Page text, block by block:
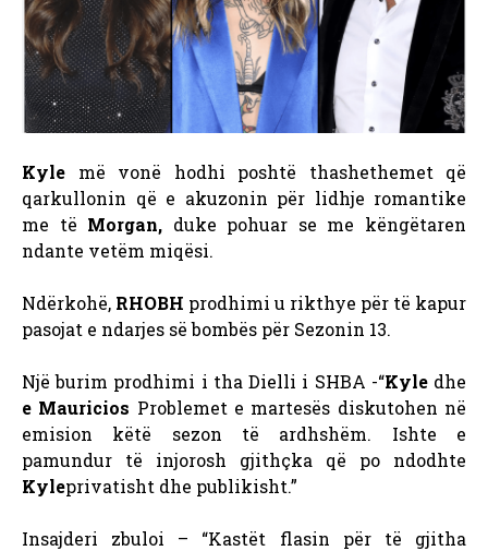
Kyle më vonë hodhi poshtë thashethemet që
qarkullonin që e akuzonin për lidhje romantike
me të Morgan, duke pohuar se me këngëtaren
ndante vetëm miqësi.
Ndërkohë, RHOBH prodhimi u rikthye për të kapur
pasojat e ndarjes së bombës për Sezonin 13.
Një burim prodhimi i thaDielli i SHBA -“Kyledhe
e Mauricios Problemet e martesës diskutohen në
emision këtë sezon të ardhshëm. Ishte e
pamundur të injorosh gjithçka që po ndodhte
Kyleprivatisht dhe publikisht.”
Insajderi zbuloi – “Kastët flasin për të gjitha